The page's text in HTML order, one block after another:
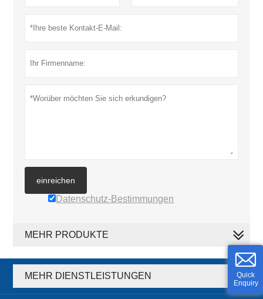
Quick
Enquiry
einreichen
Datenschutz-Bestimmungen
MEHR PRODUKTE
MEHR DIENSTLEISTUNGEN